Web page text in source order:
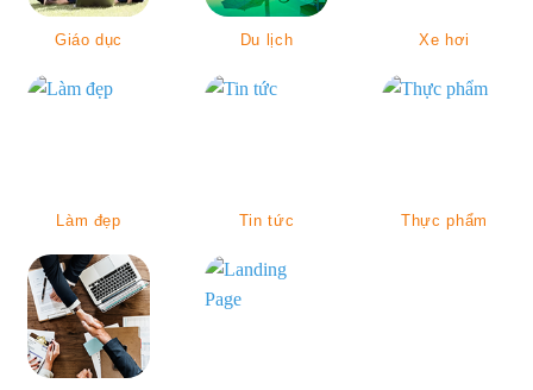
Giáo dục Du lịch Xe hơi
Làm đẹp Tin tức Thực phẩm